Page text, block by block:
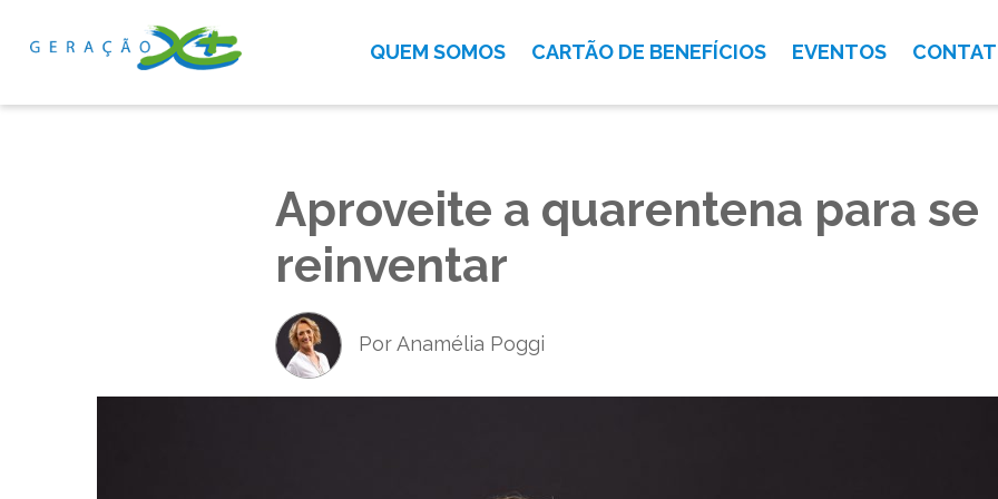
QUEM SOMOS CARTÃO DE BENEFÍCIOS EVENTOS
Aproveite a quarentena para se
reinventar
Por Anamélia Poggi